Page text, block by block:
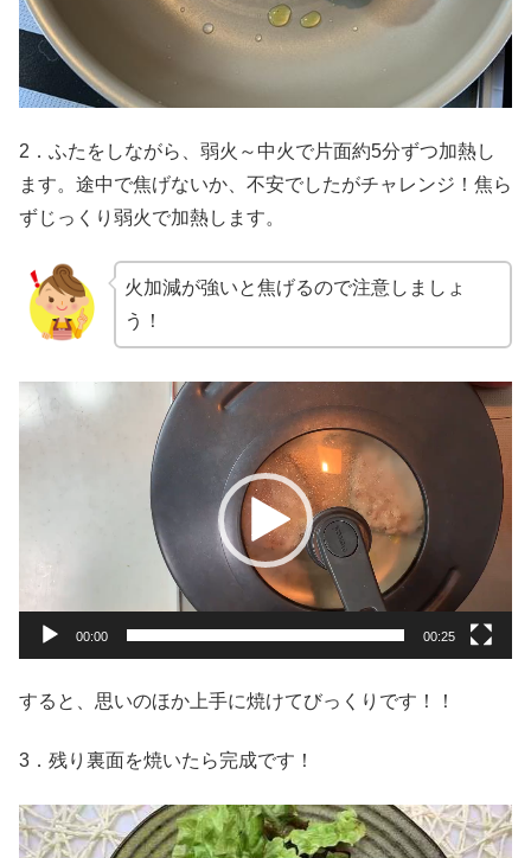
2．ふたをしながら、弱火～中火で片面約5分ずつ加熱し
ます。途中で焦げないか、不安でしたがチャレンジ！焦ら
ずじっくり弱火で加熱します。
火加減が強いと焦げるので注意しましょ
う！
画
00:00 00:25
すると、思いのほか上手に焼けてびっくりです！！
3．残り裏面を焼いたら完成です！